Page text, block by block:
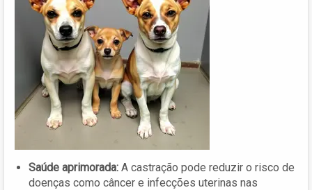
Saúde aprimorada: A castração pode reduzir o risco de
doenças como câncer e infecções uterinas nas